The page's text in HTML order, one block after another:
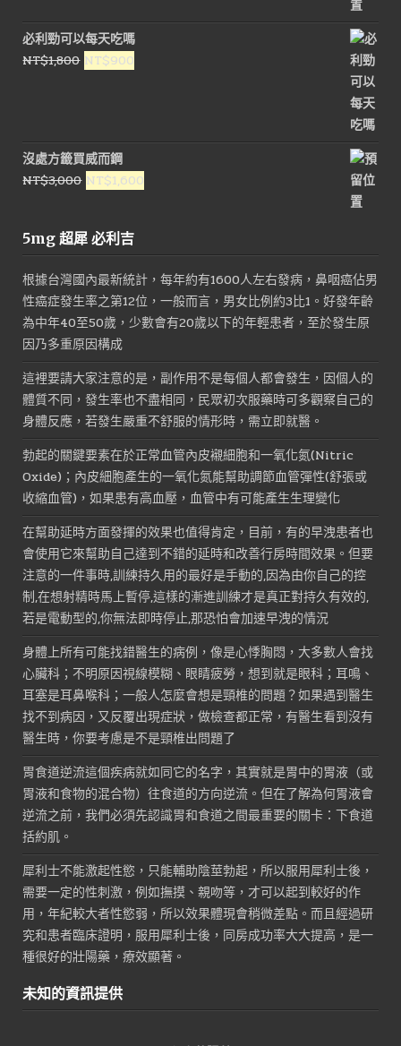
價
格：
NT$1,200。
價
格：
NT$550。
必利勁可以每天吃嗎
NT$1,800 原
NT$1,800。
NT$900
NT$900。
沒處方籤買威而鋼
NT$3,000 原
格：
NT$1,600
5mg 超犀 必利吉
根據台灣國內最新統計，每年約有1600人左右發病，鼻咽癌佔男
性癌症發生率之第12位，一般而言，男女比例約3比1。好發年齡
為中年40至50歲，少數會有20歲以下的年輕患者，至於發生原
因乃多重原因構成
這裡要請大家注意的是，副作用不是每個人都會發生，因個人的
體質不同，發生率也不盡相同，民眾初次服藥時可多觀察自己的
身體反應，若發生嚴重不舒服的情形時，需立即就醫。
勃起的關鍵要素在於正常血管內皮襯細胞和一氧化氮(Nitric
Oxide)；內皮細胞產生的一氧化氮能幫助調節血管彈性(舒張或
收縮血管)，如果患有高血壓，血管中有可能產生生理變化
在幫助延時方面發揮的效果也值得肯定，目前，有的早洩患者也
會使用它來幫助自己達到不錯的延時和改善行房時間效果。但要
注意的一件事時,訓練持久用的最好是手動的,因為由你自己的控
制,在想射精時馬上暫停,這樣的漸進訓練才是真正對持久有效的,
若是電動型的,你無法即時停止,那恐怕會加速早洩的情況
身體上所有可能找錯醫生的病例，像是心悸胸悶，大多數人會找
心臟科；不明原因視線模糊、眼睛疲勞，想到就是眼科；耳鳴、
耳塞是耳鼻喉科；一般人怎麼會想是頸椎的問題？如果遇到醫生
找不到病因，又反覆出現症狀，做檢查都正常，有醫生看到沒有
醫生時，你要考慮是不是頸椎出問題了
胃食道逆流這個疾病就如同它的名字，其實就是胃中的胃液（或
胃液和食物的混合物）往食道的方向逆流。但在了解為何胃液會
逆流之前，我們必須先認識胃和食道之間最重要的關卡：下食道
括約肌。
犀利士不能激起性慾，只能輔助陰莖勃起，所以服用犀利士後，
需要一定的性刺激，例如撫摸、親吻等，才可以起到較好的作
用，年紀較大者性慾弱，所以效果體現會稍微差點。而且經過研
究和患者臨床證明，服用犀利士後，同房成功率大大提高，是一
種很好的壯陽藥，療效顯著。
未知的資訊提供